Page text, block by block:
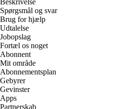
Beskrivelse
Spørgsmål og svar
Brug for hjælp
Udtalelse
Jobopslag
Fortæl os noget
Abonnent
Mit område
Abonnementsplan
Gebyrer
Gevinster
Apps
Partnerskab